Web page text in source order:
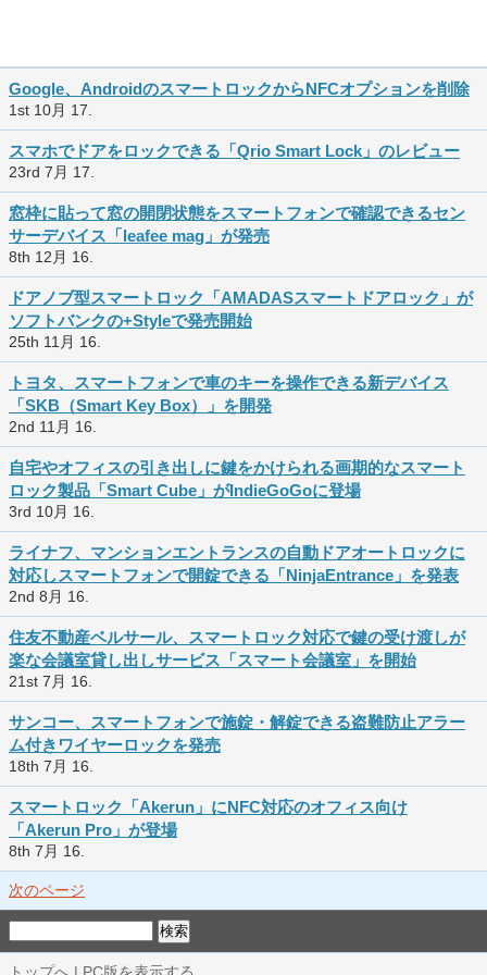
Google、AndroidのスマートロックからNFCオプションを削除
1st 10月 17.
スマホでドアをロックできる「Qrio Smart Lock」のレビュー
23rd 7月 17.
窓枠に貼って窓の開閉状態をスマートフォンで確認できるセン
サーデバイス「leafee mag」が発売
8th 12月 16.
ドアノブ型スマートロック「AMADASスマートドアロック」が
ソフトバンクの+Styleで発売開始
25th 11月 16.
トヨタ、スマートフォンで車のキーを操作できる新デバイス
「SKB（Smart Key Box）」を開発
2nd 11月 16.
自宅やオフィスの引き出しに鍵をかけられる画期的なスマート
ロック製品「Smart Cube」がIndieGoGoに登場
3rd 10月 16.
ライナフ、マンションエントランスの自動ドアオートロックに
対応しスマートフォンで開錠できる「NinjaEntrance」を発表
2nd 8月 16.
住友不動産ベルサール、スマートロック対応で鍵の受け渡しが
楽な会議室貸し出しサービス「スマート会議室」を開始
21st 7月 16.
サンコー、スマートフォンで施錠・解錠できる盗難防止アラー
ム付きワイヤーロックを発売
18th 7月 16.
スマートロック「Akerun」にNFC対応のオフィス向け
「Akerun Pro」が登場
8th 7月 16.
次のページ